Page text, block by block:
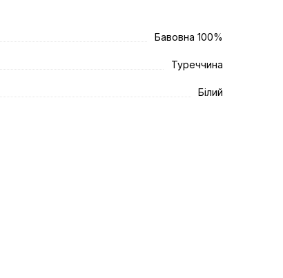
Бавовна 100%
Туреччина
Білий